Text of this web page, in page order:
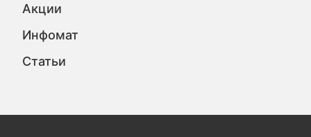
Акции
Инфомат
Статьи